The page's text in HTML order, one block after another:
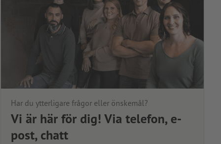
Har du ytterligare frågor eller önskemål?
Vi är här för dig! Via telefon, e-
post, chatt